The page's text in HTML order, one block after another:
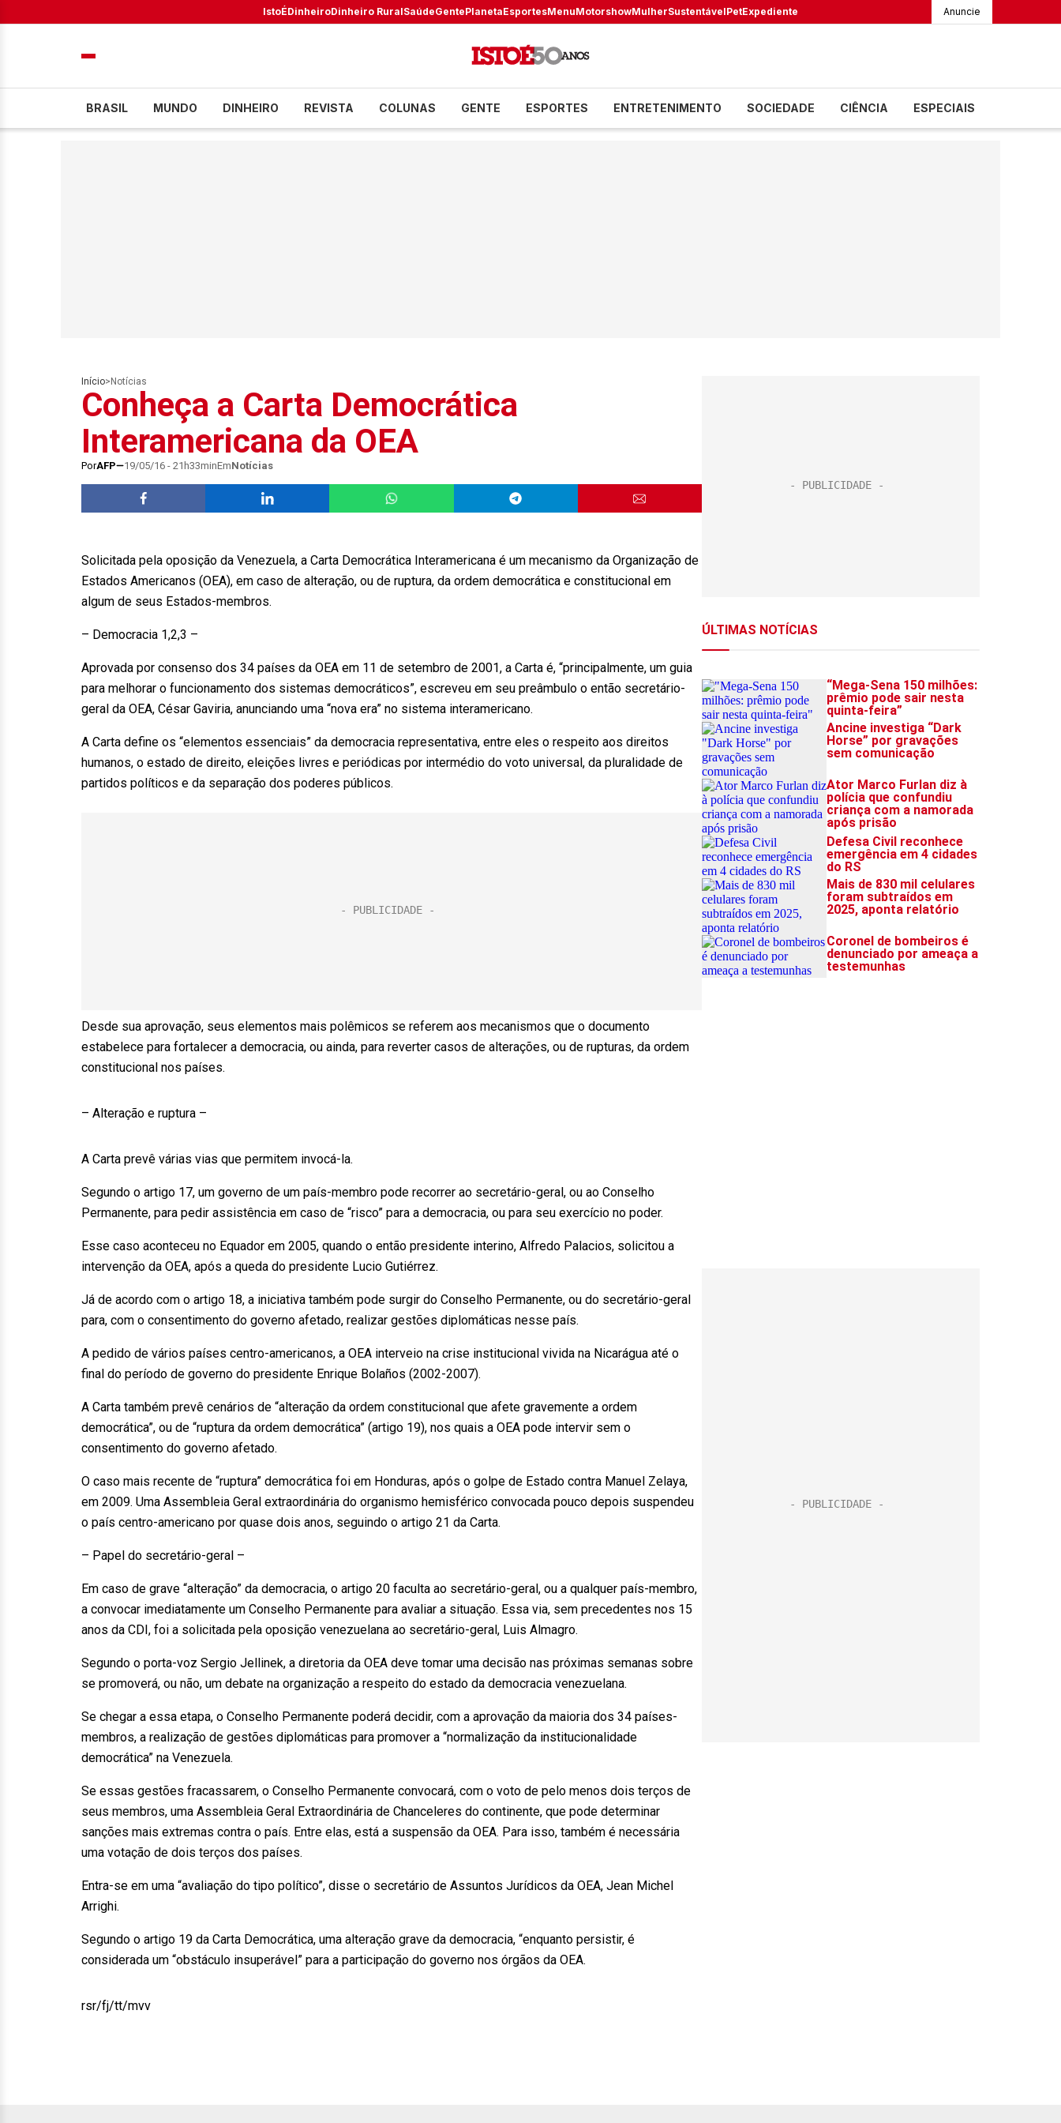
IstoÉDinheiroDinheiro RuralSaúdeGentePlanetaEsportesMenuMotorshowMulherSustentávelPetExpediente Anuncie
BRASIL MUNDO DINHEIRO REVISTA COLUNAS GENTE ESPORTES ENTRETENIMENTO SOCIEDADE CIÊNCIA ESPECIAIS
Início> Notícias
Conheça a Carta Democrática
Interamericana da OEA
PorAFP 19/05/16 - 21h33minEmNotícias
Solicitada pela oposição da Venezuela, a Carta Democrática Interamericana é um mecanismo da Organização de
Estados Americanos (OEA), em caso de alteração, ou de ruptura, da ordem democrática e constitucional em
algum de seus Estados-membros.
– Democracia 1,2,3 –
Aprovada por consenso dos 34 países da OEA em 11 de setembro de 2001, a Carta é, “principalmente, um guia
para melhorar o funcionamento dos sistemas democráticos”, escreveu em seu preâmbulo o então secretário-
geral da OEA, César Gaviria, anunciando uma “nova era” no sistema interamericano.
A Carta define os “elementos essenciais” da democracia representativa, entre eles o respeito aos direitos
humanos, o estado de direito, eleições livres e periódicas por intermédio do voto universal, da pluralidade de
partidos políticos e da separação dos poderes públicos.
Desde sua aprovação, seus elementos mais polêmicos se referem aos mecanismos que o documento
estabelece para fortalecer a democracia, ou ainda, para reverter casos de alterações, ou de rupturas, da ordem
constitucional nos países.
– Alteração e ruptura –
A Carta prevê várias vias que permitem invocá-la.
Segundo o artigo 17, um governo de um país-membro pode recorrer ao secretário-geral, ou ao Conselho
Permanente, para pedir assistência em caso de “risco” para a democracia, ou para seu exercício no poder.
Esse caso aconteceu no Equador em 2005, quando o então presidente interino, Alfredo Palacios, solicitou a
intervenção da OEA, após a queda do presidente Lucio Gutiérrez.
Já de acordo com o artigo 18, a iniciativa também pode surgir do Conselho Permanente, ou do secretário-geral
para, com o consentimento do governo afetado, realizar gestões diplomáticas nesse país.
A pedido de vários países centro-americanos, a OEA interveio na crise institucional vivida na Nicarágua até o
final do período de governo do presidente Enrique Bolaños (2002-2007).
A Carta também prevê cenários de “alteração da ordem constitucional que afete gravemente a ordem
democrática”, ou de “ruptura da ordem democrática” (artigo 19), nos quais a OEA pode intervir sem o
consentimento do governo afetado.
O caso mais recente de “ruptura” democrática foi em Honduras, após o golpe de Estado contra Manuel Zelaya,
em 2009. Uma Assembleia Geral extraordinária do organismo hemisférico convocada pouco depois suspendeu
o país centro-americano por quase dois anos, seguindo o artigo 21 da Carta.
– Papel do secretário-geral –
Em caso de grave “alteração” da democracia, o artigo 20 faculta ao secretário-geral, ou a qualquer país-membro,
a convocar imediatamente um Conselho Permanente para avaliar a situação. Essa via, sem precedentes nos 15
anos da CDI, foi a solicitada pela oposição venezuelana ao secretário-geral, Luis Almagro.
Segundo o porta-voz Sergio Jellinek, a diretoria da OEA deve tomar uma decisão nas próximas semanas sobre
se promoverá, ou não, um debate na organização a respeito do estado da democracia venezuelana.
Se chegar a essa etapa, o Conselho Permanente poderá decidir, com a aprovação da maioria dos 34 países-
membros, a realização de gestões diplomáticas para promover a “normalização da institucionalidade
democrática” na Venezuela.
Se essas gestões fracassarem, o Conselho Permanente convocará, com o voto de pelo menos dois terços de
seus membros, uma Assembleia Geral Extraordinária de Chanceleres do continente, que pode determinar
sanções mais extremas contra o país. Entre elas, está a suspensão da OEA. Para isso, também é necessária
uma votação de dois terços dos países.
Entra-se em uma “avaliação do tipo político”, disse o secretário de Assuntos Jurídicos da OEA, Jean Michel
Arrighi.
Segundo o artigo 19 da Carta Democrática, uma alteração grave da democracia, “enquanto persistir, é
considerada um “obstáculo insuperável” para a participação do governo nos órgãos da OEA.
rsr/fj/tt/mvv